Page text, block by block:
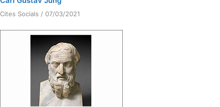
Cites Socials / 07/03/2021